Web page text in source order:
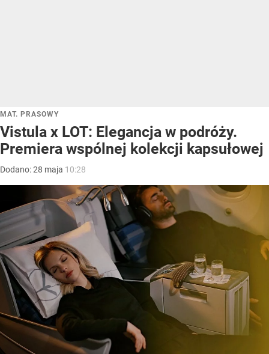
MAT. PRASOWY
Vistula x LOT: Elegancja w podróży.
Premiera wspólnej kolekcji kapsułowej
Dodano:28 maja 10:28